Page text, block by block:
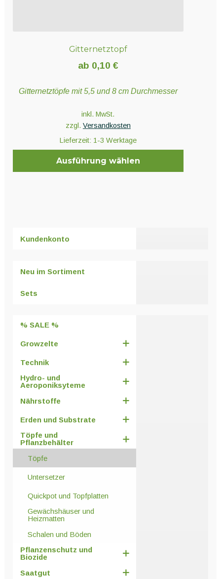
Gitternetztopf
ab 0,10 €
Gitternetztöpfe mit 5,5 und 8 cm Durchmesser
inkl. MwSt.
zzgl. Versandkosten
Lieferzeit: 1-3 Werktage
Ausführung wählen
auf.
auf
gewählt
werden
Kundenkonto
Neu im Sortiment
Sets
% SALE %
Growzelte
Technik
Hydro- und
Aeroponiksyteme
Nährstoffe
Erden und Substrate
Töpfe und
Pflanzbehälter
Töpfe
Untersetzer
Quickpot und Topfplatten
Gewächshäuser und
Heizmatten
Schalen und Böden
Pflanzenschutz und
Biozide
Saatgut